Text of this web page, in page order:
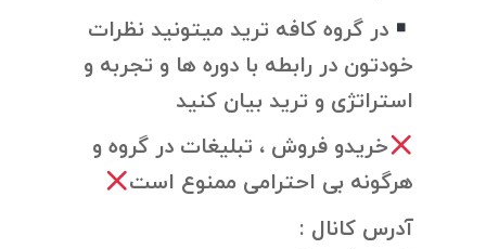
در گروه کافه ترید میتونید نظرات
خودتون در رابطه با دوره ها و تجربه و
استراتژی و ترید بیان کنید
خریدو فروش ، تبلیغات در گروه و
هرگونه بی احترامی ممنوع است
آدرس کانال :